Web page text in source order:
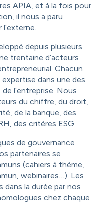
APIA, et à la fois pour
il nous a paru
depuis plusieurs
trentaine d’acteurs
Chacun
dans une des
l’entreprise. Nous
du chiffre, du droit,
de la banque, des
des critères ESG.
de gouvernance
partenaires se
(cahiers à thème,
webinaires…). Les
la durée par nos
chez chaque